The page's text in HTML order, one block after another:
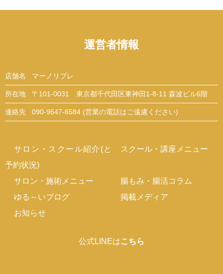
運営者情報
店舗名 マーノリブレ
所在地 〒101-0031 東京都千代田区東神田1-8-11 森波ビル6階
連絡先 090-9647-6584 (営業の電話はご遠慮ください)
サロン・スクール紹介(と
予約状況)
スクール・講座メニュー
サロン・施術メニュー
腸もみ・腸活コラム
ゆる～いブログ
掲載メディア
お知らせ
公式LINEはこちら